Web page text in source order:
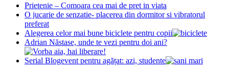
Prietenie – Comoara cea mai de pret in viata
O jucarie de senzatie- placerea din dormitor si vibratorul
preferat
Alegerea celor mai bune biciclete pentru copii
Adrian Năstase, unde te vezi pentru doi ani?
Serial Blogevent pentru agățat: azi, studente